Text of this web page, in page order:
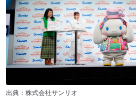
出典：株式会社サンリオ